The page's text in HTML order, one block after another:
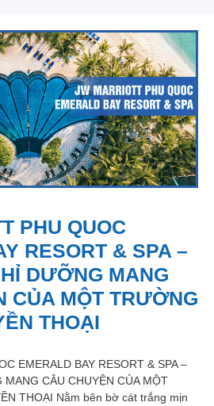
PHU QUOC
RESORT & SPA –
DƯỠNG MANG
CỦA MỘT TRƯỜNG
THOẠI
EMERALD BAY RESORT & SPA –
CÂU CHUYỆN CỦA MỘT
THOẠI Nằm bên bờ cát trắng mịn